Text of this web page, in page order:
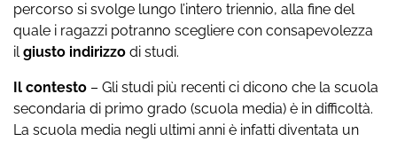
percorso si svolge lungo l’intero triennio, alla fine del
quale i ragazzi potranno scegliere con consapevolezza
ilgiusto indirizzo di studi.
Il contesto – Gli studi più recenti ci dicono che la scuola
secondaria di primo grado (scuola media) è in difficoltà.
La scuola media negli ultimi anni è infatti diventata un